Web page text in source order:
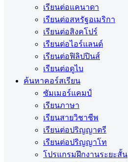
เรียนต่อแคนาดา
เรียนต่อสหรัฐอเมริกา
เรียนต่อสิงคโปร์
เรียนต่อไอร์แลนด์
เรียนต่อฟิลิปปินส์
เรียนต่อดูไบ
ค้นหาคอร์สเรียน
ซัมเมอร์แคมป์
เรียนภาษา
เรียนสายวิชาชีพ
เรียนต่อปริญญาตรี
เรียนต่อปริญญาโท
โปรแกรมฝึกงานระยะสั้น